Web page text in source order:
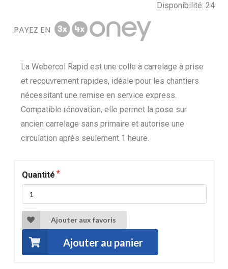
Disponibilité: 24
PAYEZ EN
La Webercol Rapid est une colle à carrelage à prise
et recouvrement rapides, idéale pour les chantiers
nécessitant une remise en service express.
Compatible rénovation, elle permet la pose sur
ancien carrelage sans primaire et autorise une
circulation après seulement 1 heure.
Quantité
Ajouter aux favoris
Ajouter au panier